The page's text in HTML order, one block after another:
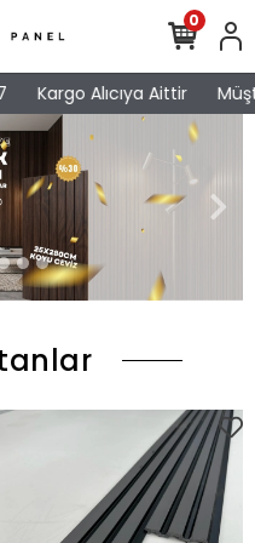
Kargo Alıcıya Aittir
0